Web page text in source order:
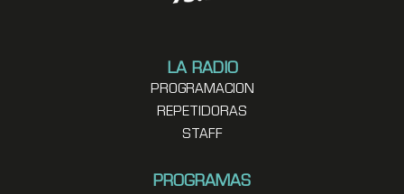
LA RADIO
PROGRAMACION
REPETIDORAS
STAFF
PROGRAMAS